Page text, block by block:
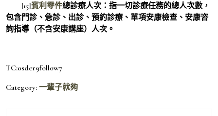
[15]賓利零件總診療人次：指一切診療任務的總人次數，
包含門診、急診、出診、預約診療、單項安康檢查、安康咨
詢指導（不含安康講座）人次。
TC:osder9follow7
Category: 一輩子就夠